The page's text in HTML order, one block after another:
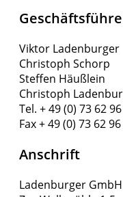
Viktor Ladenburger
Christoph Schorp
Steffen Häußlein
Christoph
Tel. + 49 (0) 73 62
Fax + 49 (0) 73 62
Anschrift
Ladenburger GmbH